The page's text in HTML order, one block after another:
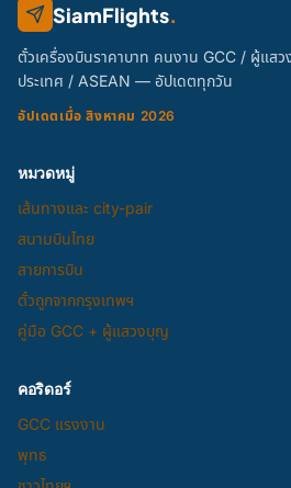
SiamFlights.
ตั๋วเครื่องบินราคาบาท คนงาน GCC / ผู้แ
ประเทศ / ASEAN — อัปเดตทุกวัน
อัปเดตเมื่อ สิงหาคม 2026
หมวดหมู่
เส้นทางและ city-pair
สนามบินไทย
สายการบิน
ตั๋วถูกจากกรุงเทพฯ
คู่มือ GCC + ผู้แสวงบุญ
คอริดอร์
GCC แรงงาน
พุทธ